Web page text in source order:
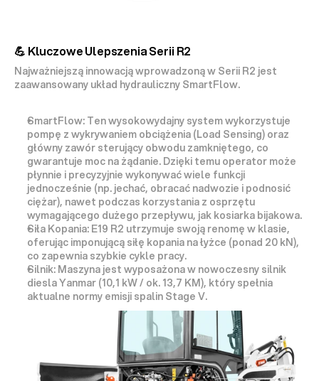
💪 Kluczowe Ulepszenia Serii R2
Najważniejszą innowacją wprowadzoną w Serii R2 jest
zaawansowany układ hydrauliczny SmartFlow.
SmartFlow: Ten wysokowydajny system wykorzystuje
pompę z wykrywaniem obciążenia (Load Sensing) oraz
główny zawór sterujący obwodu zamkniętego, co
gwarantuje moc na żądanie. Dzięki temu operator może
płynnie i precyzyjnie wykonywać wiele funkcji
jednocześnie (np. jechać, obracać nadwozie i podnosić
ciężar), nawet podczas korzystania z osprzętu
wymagającego dużego przepływu, jak kosiarka bijakowa.
Siła Kopania: E19 R2 utrzymuje swoją renomę w klasie,
oferując imponującą siłę kopania na łyżce (ponad 20 kN),
co zapewnia szybkie cykle pracy.
Silnik: Maszyna jest wyposażona w nowoczesny silnik
diesla Yanmar (10,1 kW / ok. 13,7 KM), który spełnia
aktualne normy emisji spalin Stage V.